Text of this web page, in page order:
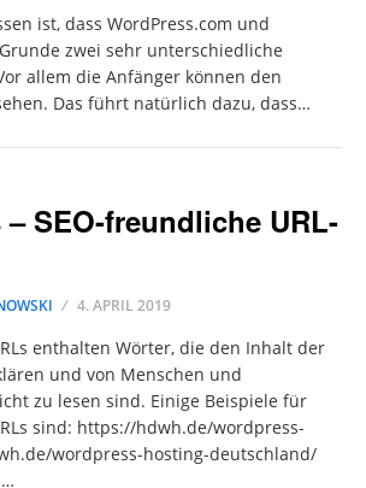
ist, dass WordPress.com und
zwei sehr unterschiedliche
allem die Anfänger können den
Das führt natürlich dazu, dass…
SEO-freundliche URL-
4. APRIL 2019
enthalten Wörter, die den Inhalt der
und von Menschen und
zu lesen sind. Einige Beispiele für
sind: https://hdwh.de/wordpress-
wordpress-hosting-deutschland/